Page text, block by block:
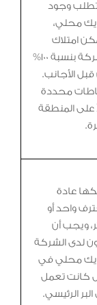
وجود
محلي،
امتلاك
الشركة بنسبة 100%
الأجانب.
محددة
على المنطقة
عادة
واحد أو
ويجب أن
لدى الشركة
محلي في
كانت تعمل
الرئيسي.